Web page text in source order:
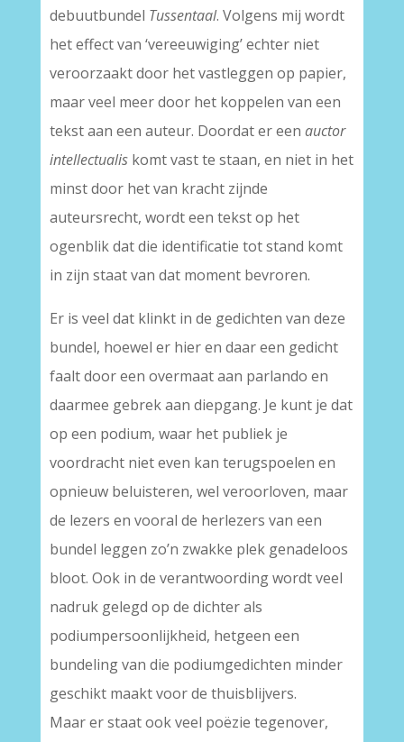
debuutbundel Tussentaal. Volgens mij wordt
het effect van ‘vereeuwiging’ echter niet
veroorzaakt door het vastleggen op papier,
maar veel meer door het koppelen van een
tekst aan een auteur. Doordat er een auctor
intellectualiskomt vast te staan, en niet in het
minst door het van kracht zijnde
auteursrecht, wordt een tekst op het
ogenblik dat die identificatie tot stand komt
in zijn staat van dat moment bevroren.
Er is veel dat klinkt in de gedichten van deze
bundel, hoewel er hier en daar een gedicht
faalt door een overmaat aan parlando en
daarmee gebrek aan diepgang. Je kunt je dat
op een podium, waar het publiek je
voordracht niet even kan terugspoelen en
opnieuw beluisteren, wel veroorloven, maar
de lezers en vooral de herlezers van een
bundel leggen zo’n zwakke plek genadeloos
bloot. Ook in de verantwoording wordt veel
nadruk gelegd op de dichter als
podiumpersoonlijkheid, hetgeen een
bundeling van die podiumgedichten minder
geschikt maakt voor de thuisblijvers.
Maar er staat ook veel poëzie tegenover,